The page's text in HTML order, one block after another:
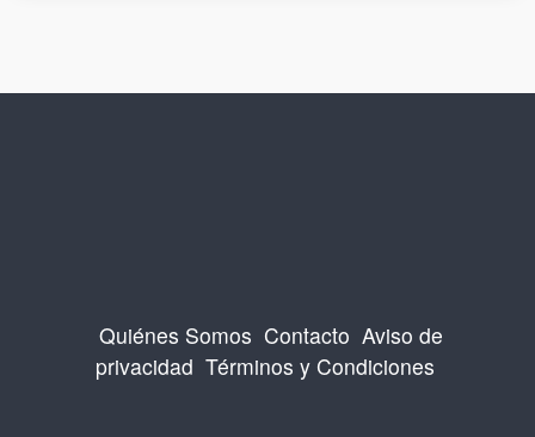
Quiénes Somos Contacto Aviso de
privacidad Términos y Condiciones